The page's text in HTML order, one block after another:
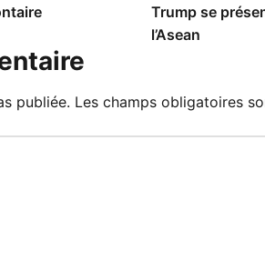
Trump se
l’Asean
publiée. Les champs obligatoires